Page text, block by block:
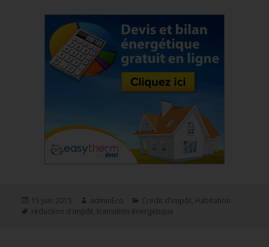
Publié
le
15 juin 2015 Auteur
adminEco Catégories
Crédit d'impôt, Habitation
Mots-
réduction d'impôt,transition énergétique